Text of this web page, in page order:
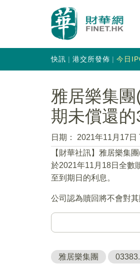
快訊 港交所發佈 今日
雅居樂集
期未償還
日期：
2021年11月17日
【財華社訊】雅居樂集
於2021年11月18日全數
至到期日的利息。
公司認為贖回將不會對
雅居樂集團